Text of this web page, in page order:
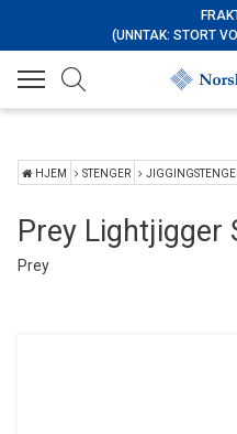
(UNNTAK: STORT
HJEM STENGER
Prey Lightjigger
Prey